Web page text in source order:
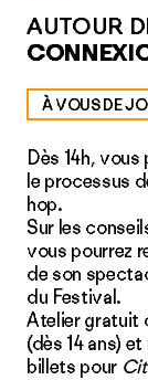
AUTOUR
À VOUS DE
Dès 14h,
le processus
hop.
Sur les
vous pourrez
de son
du Festival.
Atelier gratuit
(dès 14 ans)
billets pour